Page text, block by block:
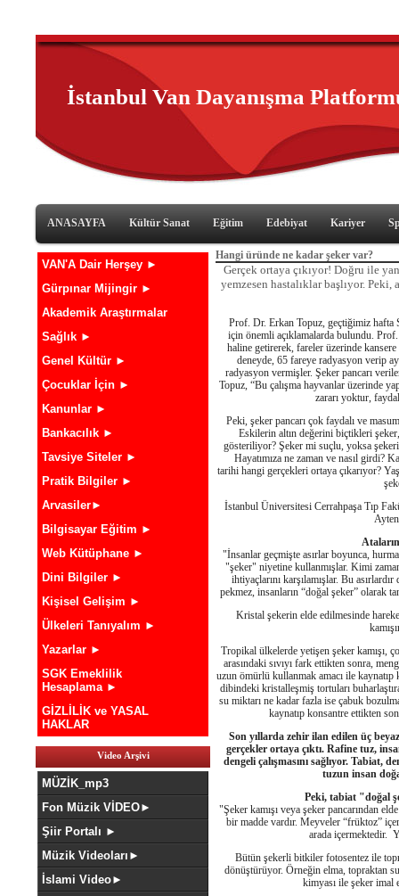
İstanbul Van Dayanışma
ANASAYFA Kültür Sanat Eğitim Edebiyat Kariyer
VAN'A Dair Herşey ►
Gürpınar Mijingir ►
Akademik Araştırmalar
Sağlık ►
Genel Kültür ►
Çocuklar İçin ►
Kanunlar ►
Bankacılık ►
Tavsiye Siteler ►
Pratik Bilgiler ►
Arvasiler►
Bilgisayar Eğitim ►
Web Kütüphane ►
Dini Bilgiler ►
Kişisel Gelişim ►
Ülkeleri Tanıyalım ►
Yazarlar ►
SGK Emeklilik
Hesaplama ►
GİZLİLİK ve YASAL
HAKLAR
Video Arşivi
MÜZİK_mp3
Fon Müzik VİDEO►
Şiir Portalı ►
Müzik Videoları►
İslami Video►
Hangi üründe ne kadar şeker var?
Gerçek ortaya çıkıyor! Doğru ile
yemzesen hastalıklar başlıyor.
Prof. Dr. Erkan Topuz, geçtiğimiz hafta
için önemli açıklamalarda bulundu.
haline getirerek, fareler üzerinde
deneyde, 65 fareye radyasyon verip
radyasyon vermişler. Şeker pancarı
Topuz, “Bu çalışma hayvanlar üzerinde
zararı yoktur,
Peki, şeker pancarı çok faydalı ve
Eskilerin altın değerini biçtikleri
gösteriliyor? Şeker mi suçlu, yoksa
Hayatımıza ne zaman ve nasıl girdi?
tarihi hangi gerçekleri ortaya çıkarıyor?
İstanbul Üniversitesi Cerrahpaşa Tıp
Ayten
"İnsanlar geçmişte asırlar boyunca,
"şeker" niyetine kullanmışlar. Kimi
ihtiyaçlarını karşılamışlar. Bu
pekmez, insanların “doğal şeker” olarak
Kristal şekerin elde edilmesinde
Tropikal ülkelerde yetişen şeker kamışı,
arasındaki sıvıyı fark ettikten sonra,
uzun ömürlü kullanmak amacı ile kaynatıp
dibindeki kristalleşmiş tortuları
su miktarı ne kadar fazla ise çabuk
kaynatıp konsantre ettikten
Son yıllarda zehir ilan edilen üç
gerçekler ortaya çıktı. Rafine tuz,
dengeli çalışmasını sağlıyor. Tabiat,
tuzun insan
Peki, tabiat "doğal
"Şeker kamışı veya şeker pancarından
bir madde vardır. Meyveler “früktoz”
arada içermektedir.
Bütün şekerli bitkiler fotosentez ile
dönüştürüyor. Örneğin elma, topraktan
kimyası ile şeker